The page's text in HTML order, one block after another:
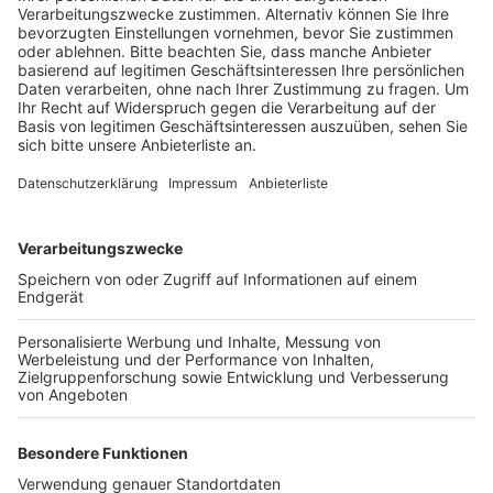
Veröffentlicht:Donnerstag, 21.04.2022 13:52
Anzeige
Autohändler aus Brühl und Wesseling stellen in der
das Thema Umweltverträglichkeit eine große Rolle.
Auf der Kölnstraße gibt es eine Fahrradschau mit E-
Bikes und anderen Fahrrädern. Außerdem stellen
Händler unter anderem Service-Angebote rund um die
Fahrzeuge und Elektromobile für gehbehinderte
Menschen vor. Die Veranstaltung Mobiles Brühl findet
im Bereich zwischen Kölnstraße, Markt und Uhlstraße
statt und dauert von Freitag bis Sonntag.
Anzeige